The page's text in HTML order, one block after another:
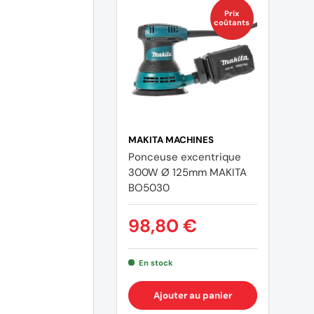
Prix
coûtants
MAKITA MACHINES
Ponceuse excentrique
300W Ø 125mm MAKITA
BO5030
98,80 €
En stock
Ajouter au panier